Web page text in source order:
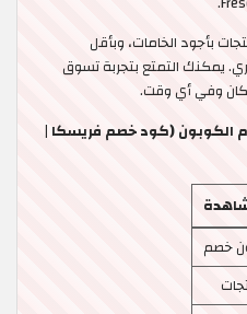
بأجود الخامات، وبأقل
تبدأ من 12.6 ريال قطري. يمكنك التمتع بتجربة تسوق
وفي أي وقت.
الكوبون (كود خصم فريسكا |